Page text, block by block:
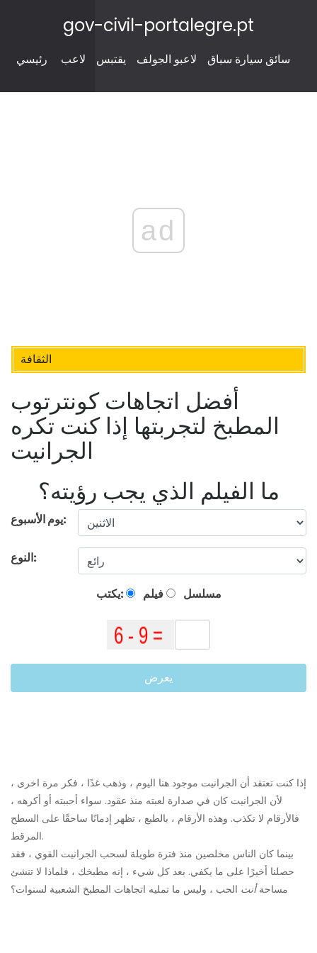
gov-civil-portalegre.pt
رئيسي لاعب يقتبس لاعبو الجولف سائق سيارة سباق
ad
الثقافة
أفضل اتجاهات كونترتوب
المطبخ لتجربتها إذا كنت تكره
الجرانيت
ما الفيلم الذي يجب رؤيته؟
يوم الأسبوع:
النوع:
يكتب: فيلم مسلسل
يعرض
إذا كنت تعتقد أن الجرانيت موجود هنا اليوم ، وذهب غدًا ، فكر مرة اخرى ،
لأن الجرانيت كان في صدارة لعبته منذ عقود. سواء أحببته أو أكرهه ،
فالأرقام لا تكذب. وهذه الأرقام ، بالطبع ، تظهر إدمانًا ساحقًا على السطح
المرقط.
بينما كان الناس مخلصين منذ فترة طويلة لسحب الجرانيت القوي ، فقد
حصلنا أخيرًا على ما يكفي. بعد كل شيء ، إنه مطبخك ، فلماذا لا تنشئ
مساحةأنت الحب ، وليس ما تمليه اتجاهات المطبخ الشعبية لسنوات؟